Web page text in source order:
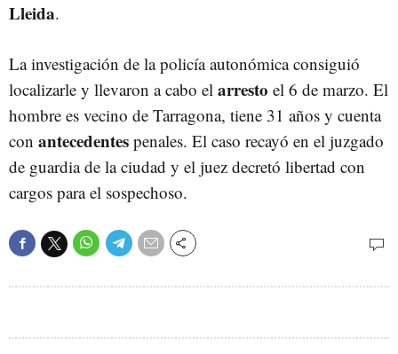
Lleida.
La investigación de la policía autonómica consiguió
localizarle y llevaron a cabo el arresto el 6 de marzo. El
hombre es vecino de Tarragona, tiene 31 años y cuenta
con antecedentes penales. El caso recayó en el juzgado
de guardia de la ciudad y el juez decretó libertad con
cargos para el sospechoso.